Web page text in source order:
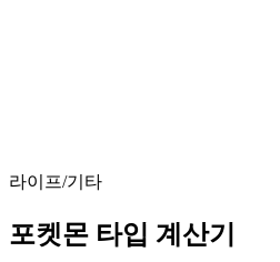
라이프/기타
포켓몬 타입 계산기